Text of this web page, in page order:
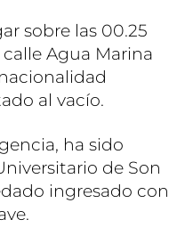
sobre las 00.25
Agua Marina
al vacío.
ha sido
de Son
ingresado con